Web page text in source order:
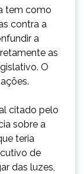
tem como
contra a
a
as
O
citado pelo
sobre a
teria
de
das luzes,